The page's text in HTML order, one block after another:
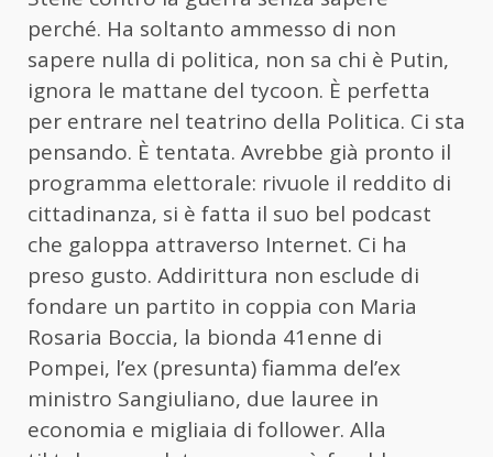
perché. Ha soltanto ammesso di non
sapere nulla di politica, non sa chi è Putin,
ignora le mattane del tycoon. È perfetta
per entrare nel teatrino della Politica. Ci sta
pensando. È tentata. Avrebbe già pronto il
programma elettorale: rivuole il reddito di
cittadinanza, si è fatta il suo bel podcast
che galoppa attraverso Internet. Ci ha
preso gusto. Addirittura non esclude di
fondare un partito in coppia con Maria
Rosaria Boccia, la bionda 41enne di
Pompei, l’ex (presunta) fiamma del’ex
ministro Sangiuliano, due lauree in
economia e migliaia di follower. Alla